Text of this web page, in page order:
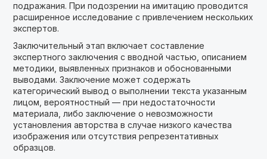
подражания. При подозрении на имитацию проводится
расширенное исследование с привлечением нескольких
экспертов.
Заключительный этап включает составление
экспертного заключения с вводной частью, описанием
методики, выявленных признаков и обоснованными
выводами. Заключение может содержать
категорический вывод о выполнении текста указанным
лицом, вероятностный — при недостаточности
материала, либо заключение о невозможности
установления авторства в случае низкого качества
изображения или отсутствия репрезентативных
образцов.